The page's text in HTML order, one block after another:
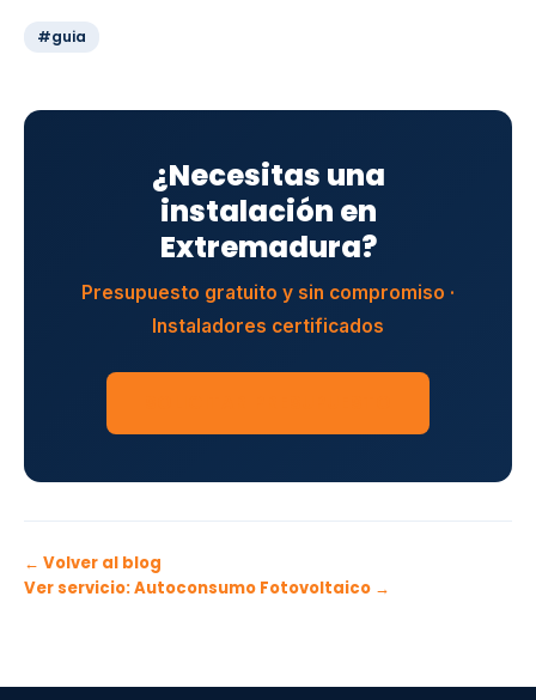
#guia
¿Necesitas una
instalación en
Extremadura?
Presupuesto gratuito y sin compromiso ·
Instaladores certificados
← Volver al blog
Ver servicio: Autoconsumo Fotovoltaico →